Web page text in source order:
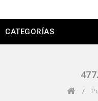
CATEGORÍAS
/